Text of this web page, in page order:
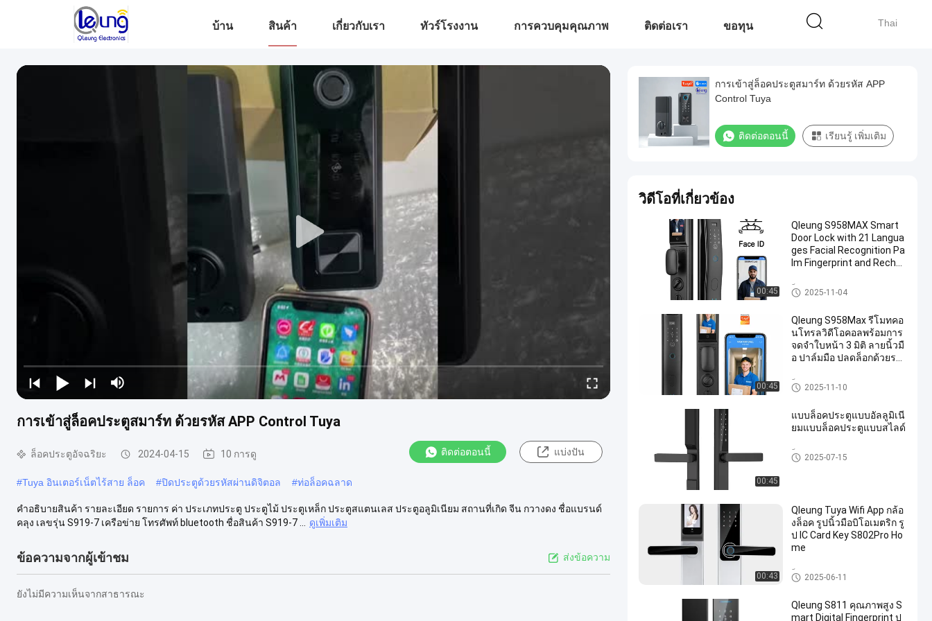
Thai
บ้าน สินค้า เกี่ยวกับเรา ทัวร์โรงงาน การควบคุมคุณภาพ ติดต่อเรา ขอทุน
การเข้าสู่ล็อคประตูสมาร์ท ด้วยรหัส APP Control Tuya
ล็อคประตูอัจฉริยะ 2024-04-15 10 การดู ติดต่อตอนนี้ แบ่งปัน
#Tuya อินเตอร์เน็ตไร้สาย ล็อค #ปิดประตูด้วยรหัสผ่านดิจิตอล #ท่อล็อคฉลาด
คําอธิบายสินค้า รายละเอียด รายการ ค่า ประเภทประตู ประตูไม้ ประตูเหล็ก ประตูสแตนเลส ประตูอลูมิเนียม สถานที่เกิด จีน กวางดง ชื่อแบรนด์
คลุง เลขรุ่น S919-7 เครือข่าย โทรศัพท์ bluetooth ชื่อสินค้า S919-7 ...
ดูเพิ่มเติม
ข้อความจากผู้เข้าชม ส่งข้อความ
ยังไม่มีความเห็นจากสาธารณะ
การเข้าสู่ล็อคประตูสมาร์ท ด้วยรหัส APP
Control Tuya
ติดต่อตอนนี้ เรียนรู้ เพิ่มเติม
วิดีโอที่เกี่ยวข้อง
00:45
Qleung S958MAX Smart
Door Lock with 21 Langua
ges Facial Recognition Pa
lm Fingerprint and Rechar
ล็อคประตูอัจฉริยะ
2025-11-04
00:45
Qleung S958Max รีโมทคอ
นโทรลวิดีโอคอลพร้อมการ
จดจำใบหน้า 3 มิติ ลายนิ้วมื
อ ปาล์มมือ ปลดล็อกด้วยรหั
e Door Lock
ล็อคประตูอัจฉริยะ
2025-11-10
00:45
แบบล็อคประตูแบบอัลลูมิเนี
ยมแบบล็อคประตูแบบสไลด์
ล็อคประตูอัจฉริยะ
2025-07-15
00:43
Qleung Tuya Wifi App กล้อ
งล็อค รูปนิ้วมือบิโอเมตริก รู
ป IC Card Key S802Pro Ho
me
ล็อคประตูอัจฉริยะ
2025-06-11
Qleung S811 คุณภาพสูง S
mart Digital Fingerprint ป